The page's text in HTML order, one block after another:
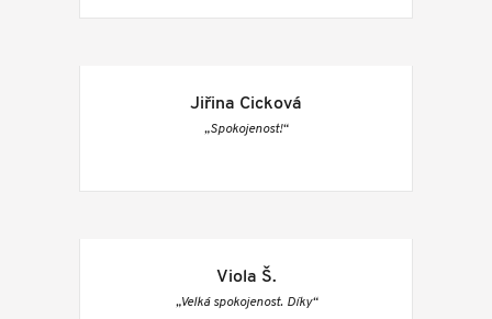
Jiřina Cicková
„Spokojenost!“
Viola Š.
„Velká spokojenost. Díky“